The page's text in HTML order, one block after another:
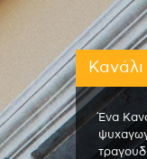
Κανάλι
Ένα